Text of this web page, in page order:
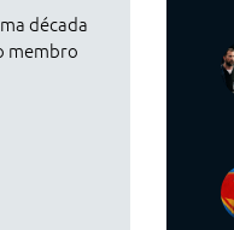
década
membro